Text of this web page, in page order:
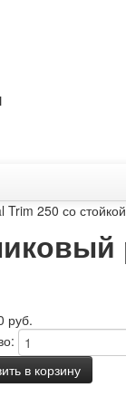
250 со стойкой
руб.
в корзину